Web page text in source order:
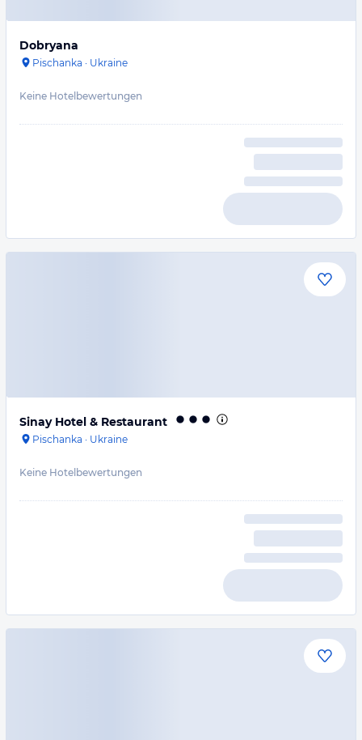
Dobryana
Pischanka · Ukraine
Keine Hotelbewertungen
Sinay Hotel & Restaurant
Pischanka · Ukraine
Keine Hotelbewertungen